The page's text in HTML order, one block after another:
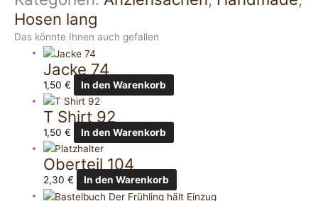
Hosen lang
Das könnte Ihnen auch gefallen
Jacke 74
1,50€ In den Warenkorb
T Shirt 92
1,50€ In den Warenkorb
Oberteil 104
2,30€ In den Warenkorb